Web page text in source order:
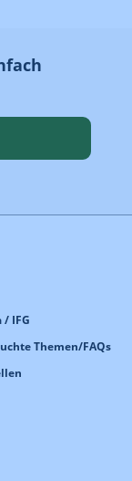
/ IFG
Themen/FAQs